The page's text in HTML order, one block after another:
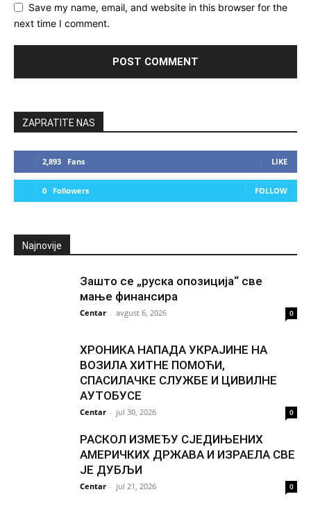
Save my name, email, and website in this browser for the
next time I comment.
ZAPRATITE NAS
2,893 Fans LIKE
0 Followers FOLLOW
Najnovije
Зашто се „руска опозиција“ све
мање финансира
Centar - avgust 6, 2026 0
ХРОНИКА НАПАДА УКРАЈИНЕ НА
ВОЗИЛА ХИТНЕ ПОМОЋИ,
СПАСИЛАЧКЕ СЛУЖБЕ И ЦИВИЛНЕ
АУТОБУСЕ
Centar - jul 30, 2026 0
РАСКОЛ ИЗМЕЂУ СЈЕДИЊЕНИХ
АМЕРИЧКИХ ДРЖАВА И ИЗРАЕЛА СВЕ
ЈЕ ДУБЉИ
Centar - jul 21, 2026 0